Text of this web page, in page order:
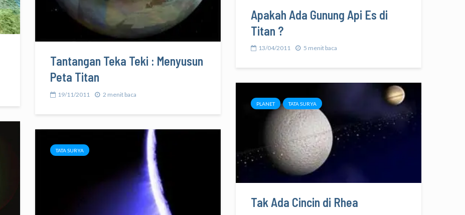
Tantangan Teka Teki : Menyusun
Peta Titan
19/11/2011 2 menit baca
Apakah Ada Gunung Api Es di
Titan ?
13/04/2011 5 menit baca
PLANET TATA SURYA
Tak Ada Cincin di Rhea
TATA SURYA